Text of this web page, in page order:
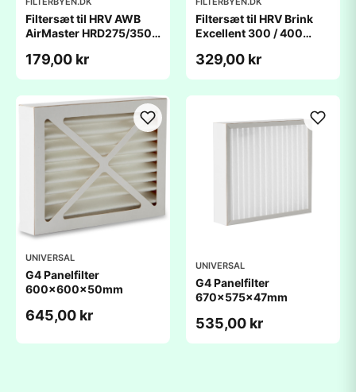
Filtersæt til HRV AWB
AirMaster HRD275/350 -
179,00 kr
Filtersæt til HRV Brink
Excellent 300 / 400
329,00 kr
UNIVERSAL
G4 Panelfilter
600x600x50mm
645,00 kr
UNIVERSAL
G4 Panelfilter
670x575x47mm
535,00 kr